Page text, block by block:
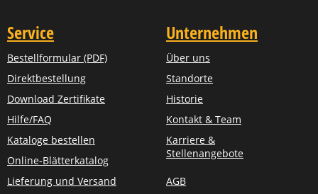
Service
Bestellformular (PDF)
Direktbestellung
Download Zertifikate
Hilfe/FAQ
Kataloge bestellen
Online-Blätterkatalog
Lieferung und Versand
Unternehmen
Über uns
Standorte
Historie
Kontakt & Team
Karriere &
Stellenangebote
AGB